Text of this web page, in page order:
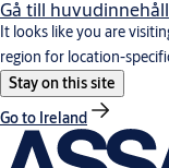
Gå till huvudinnehåll
It looks like you are
region for location-
Stay on this site
Go to Ireland